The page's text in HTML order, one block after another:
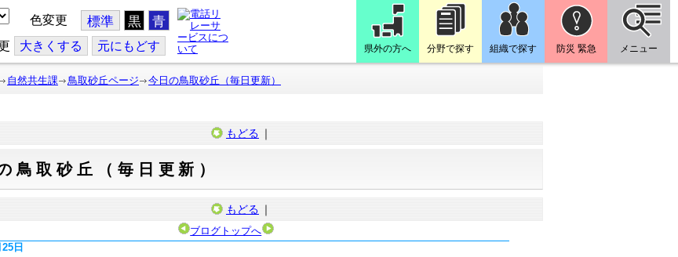
色変更 標準 黒 青
大きくする 元にもどす 県外の方へ 分野で探す 組織で探す 防災 緊急 メニュー
自然共生課 鳥取砂丘ページ 今日の鳥取砂丘（毎日更新）
もどる ｜
鳥取砂丘（毎日更新）
もどる ｜
ブログトップへ
日